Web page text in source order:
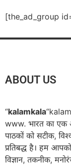
[the_ad_group
ABOUT US
“kalamkala
www. भारत का एक
पाठकों को सटीक,
प्रतिबद्ध है। हम
विज्ञान, तकनीक,